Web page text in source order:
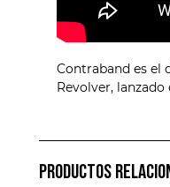
Contraband es el
Revolver,
PRODUCTOS